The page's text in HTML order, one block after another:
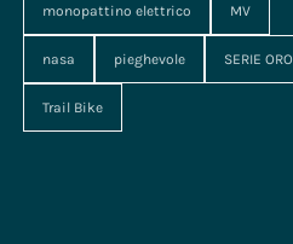
monopattino elettrico MV
nasa pieghevole SERIE ORO
Trail Bike